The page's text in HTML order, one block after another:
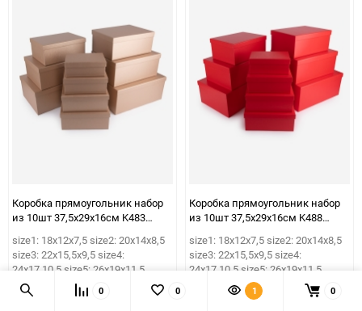
Коробка прямоугольник набор
из 10шт 37,5х29х16см K483
size1: 18х12х7,5 size2: 20х14х8,5
size3: 22х15,5х9,5 size4:
24х17.10.5 size5: 26х19х11,5
size6: 28,5х21х12,5 size7:
31х23х13,5 size8: 33х24,5х14,5
Коробка прямоугольник набор
из 10шт 37,5х29х16см K488
size1: 18х12х7,5 size2: 20х14х8,5
size3: 22х15,5х9,5 size4:
24х17.10.5 size5: 26х19х11,5
size6: 28,5х21х12,5 size7:
31х23х13,5 size8: 33х24,5х14,5
0 0 1 0